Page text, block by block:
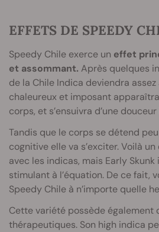
EFFETS DE SPEEDY
Speedy Chile exerce un effet
et assommant. Après quelques
de la Chile Indica deviendra
chaleureux et imposant
corps, et s’ensuivra d’une
Tandis que le corps se détend
cognitive elle va s’exciter. Voilà
avec les indicas, mais Early
stimulant à l’équation. De ce fait,
Speedy Chile à n’importe quelle
Cette variété possède également
thérapeutiques. Son high indica